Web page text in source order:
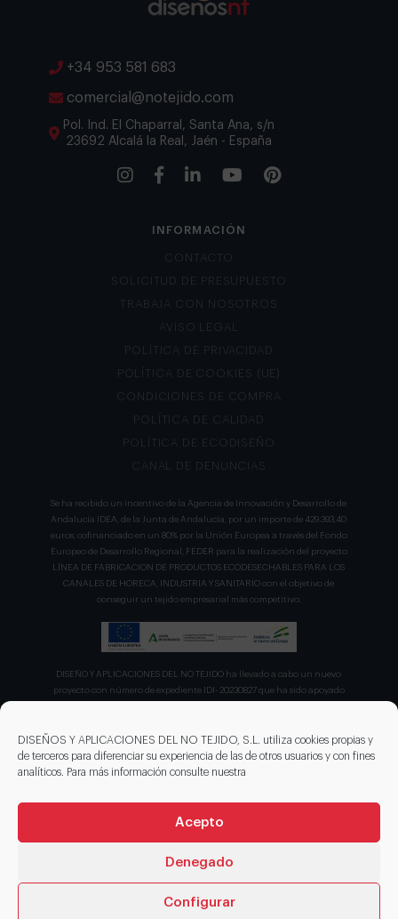
DISEÑOS Y APLICACIONES DEL NO TEJIDO, S.L. utiliza cookies propias y
de terceros para diferenciar su experiencia de las de otros usuarios y con fines
analíticos. Para más información consulte nuestra
Acepto
Denegado
Configurar
+34 953 581 683
comercial@notejido.com
Pol. Ind. El Chaparral, Santa Ana, s/n
23692 Alcalá la Real, Jaén - España
INFORMACIÓN
CONTACTO
SOLICITUD DE PRESUPUESTO
TRABAJA CON NOSOTROS
AVISO LEGAL
POLÍTICA DE PRIVACIDAD
POLÍTICA DE COOKIES (UE)
CONDICIONES DE COMPRA
POLÍTICA DE CALIDAD
POLÍTICA DE ECODISEÑO
CANAL DE DENUNCIAS
Se ha recibido un incentivo de la Agencia de Innovación y Desarrollo de
Andalucía IDEA, de la Junta de Andalucía, por un importe de 429.393,40
euros, cofinanciado en un 80% por la Unión Europea a través del Fondo
Europeo de Desarrollo Regional, FEDER para la realización del proyecto
LÍNEA DE FABRICACION DE PRODUCTOS ECODESECHABLES PARA LOS
CANALES DE HORECA, INDUSTRIA Y SANITARIO con el objetivo de
conseguir un tejido empresarial más competitivo.
DISEÑO Y APLICACIONES DEL NO TEJIDO ha llevado a cabo un nuevo
proyecto con número de expediente IDI- 20230827 que ha sido apoyado
nuevas tecnologías de manipulación e impresión de materiales
sostenibles para favorecer el ecodiseño en el ámbito del packaging"
recibiendo en concepto de ayuda parcialmente reembolsable un 75%